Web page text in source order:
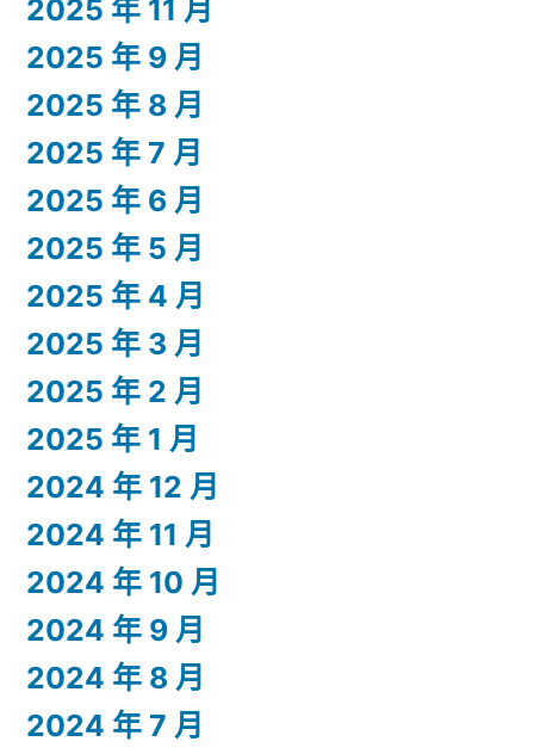
2025 年 11 月
2025 年 9 月
2025 年 8 月
2025 年 7 月
2025 年 6 月
2025 年 5 月
2025 年 4 月
2025 年 3 月
2025 年 2 月
2025 年 1 月
2024 年 12 月
2024 年 11 月
2024 年 10 月
2024 年 9 月
2024 年 8 月
2024 年 7 月